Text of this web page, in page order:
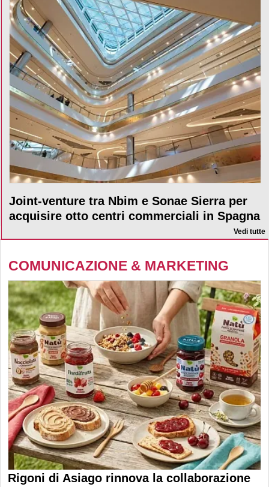
Joint-venture tra Nbim e Sonae Sierra per
acquisire otto centri commerciali in Spagna
Vedi tutte
COMUNICAZIONE & MARKETING
Rigoni di Asiago rinnova la collaborazione